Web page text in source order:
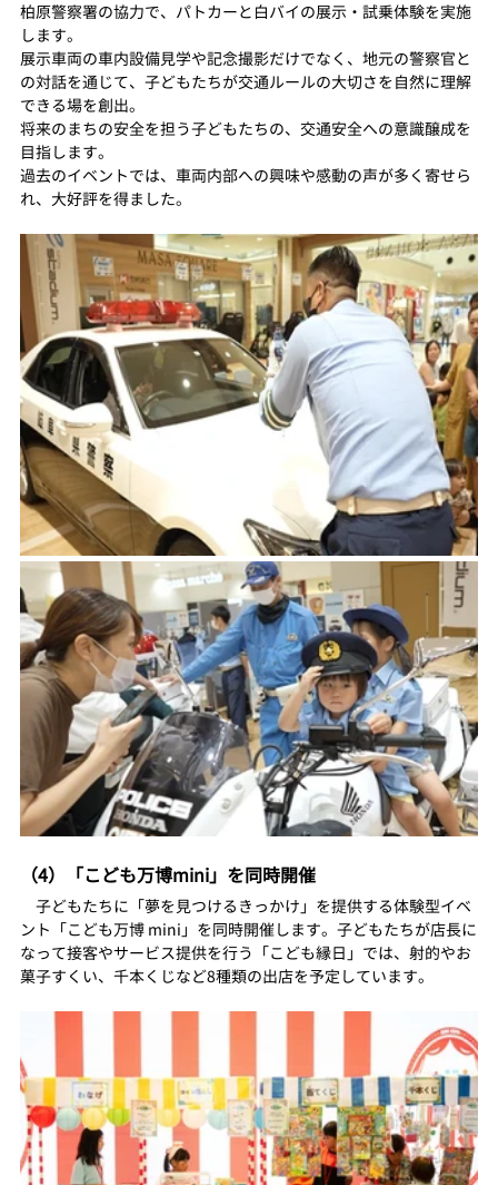
柏原警察署の協力で、パトカーと白バイの展示・試乗体験を実施
します。
展示車両の車内設備見学や記念撮影だけでなく、地元の警察官と
の対話を通じて、子どもたちが交通ルールの大切さを自然に理解
できる場を創出。
将来のまちの安全を担う子どもたちの、交通安全への意識醸成を
目指します。
過去のイベントでは、車両内部への興味や感動の声が多く寄せら
れ、大好評を得ました。
（4）「こども万博mini」を同時開催
子どもたちに「夢を見つけるきっかけ」を提供する体験型イベ
ント「こども万博 mini」を同時開催します。子どもたちが店長に
なって接客やサービス提供を行う「こども縁日」では、射的やお
菓子すくい、千本くじなど8種類の出店を予定しています。